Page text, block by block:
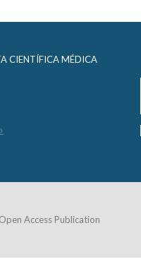
CIENTÍFICA MÉDICA
Access Publication